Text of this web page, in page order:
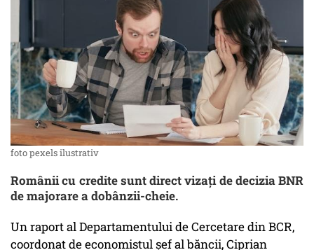
foto pexels ilustrativ
Românii cu credite sunt direct vizați de decizia BNR
de majorare a dobânzii-cheie.
Un raport al Departamentului de Cercetare din BCR,
coordonat de economistul șef al băncii, Ciprian